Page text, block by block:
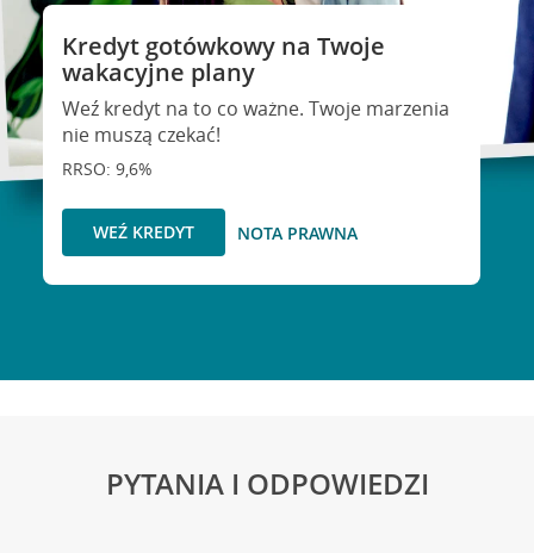
Kredyt gotówkowy na Twoje
wakacyjne plany
Weź kredyt na to co ważne. Twoje marzenia
nie muszą czekać!
RRSO: 9,6%
WEŹ KREDYT NOTA PRAWNA
PYTANIA I ODPOWIEDZI